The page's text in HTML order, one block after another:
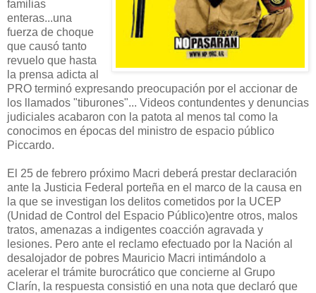
familias
enteras...una
fuerza de choque
que causó tanto
revuelo que hasta
la prensa adicta al
PRO terminó expresando preocupación por el accionar de
los llamados "tiburones"... Videos contundentes y denuncias
judiciales acabaron con la patota al menos tal como la
conocimos en épocas del ministro de espacio público
Piccardo.
El 25 de febrero próximo Macri deberá prestar declaración
ante la Justicia Federal porteña en el marco de la causa en
la que se investigan los delitos cometidos por la UCEP
(Unidad de Control del Espacio Público)entre otros, malos
tratos, amenazas a indigentes coacción agravada y
lesiones. Pero ante el reclamo efectuado por la Nación al
desalojador de pobres Mauricio Macri intimándolo a
acelerar el trámite burocrático que concierne al Grupo
Clarín, la respuesta consistió en una nota que declaró que